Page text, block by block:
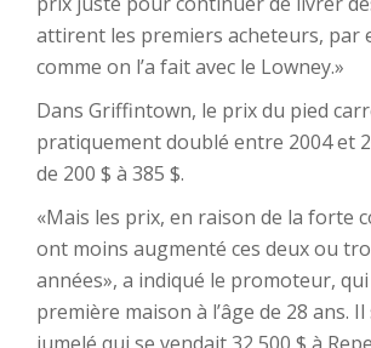
attirent les premiers acheteurs, par
comme on l’a fait avec le Lowney.»
Dans Griffintown, le prix du pied
pratiquement doublé entre 2004 et
de 200 $ à 385 $.
«Mais les prix, en raison de la forte
ont moins augmenté ces deux ou
années», a indiqué le promoteur,
première maison à l’âge de 28 ans. Il